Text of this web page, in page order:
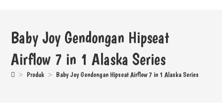
Baby Joy Gendongan Hipseat
Airflow 7 in 1 Alaska Series
> Produk > Baby Joy Gendongan Hipseat Airflow 7 in 1 Alaska Series